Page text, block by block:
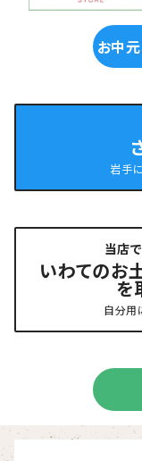
お中
岩手
当店
いわてのお
を
自分用